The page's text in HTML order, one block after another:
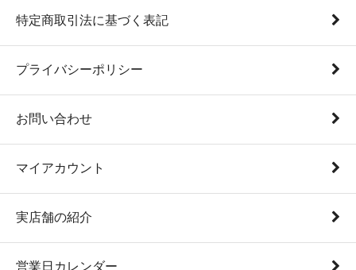
特定商取引法に基づく表記
プライバシーポリシー
お問い合わせ
マイアカウント
実店舗の紹介
営業日カレンダー